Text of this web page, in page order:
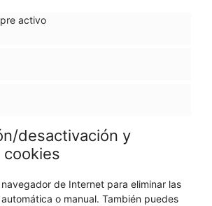
activo
desactivación y
de Internet para eliminar las
o manual. También puedes